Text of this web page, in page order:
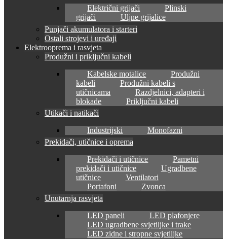
Električni grijači
Plinski
grijači
Uljne grijalice
Punjači akumulatora i starteri
Ostali strojevi i uređaji
Elektrooprema i rasvjeta
Produžni i priključni kabeli
Kabelske motalice
Produžni
kabeli
Produžni kabeli s
utičnicama
Razdjelnici, adapteri i
blokade
Priključni kabeli
Utikači i natikači
Industrijski
Monofazni
Prekidači, utičnice i oprema
Prekidači i utičnice
Pametni
prekidači i utičnice
Ugradbene
utičnice
Ventilatori
Portafoni
Zvonca
Unutarnja rasvjeta
LED paneli
LED plafonjere
LED ugradbene svjetiljke i trake
LED zidne i stropne svjetiljke